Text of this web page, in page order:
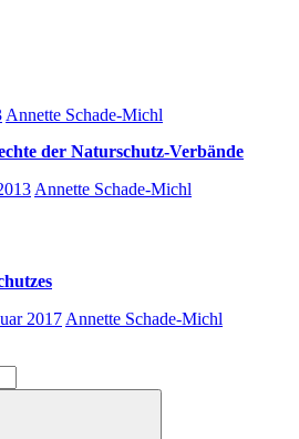
Annette Schade-Michl
der Naturschutz-Verbände
Annette Schade-Michl
2017 Annette Schade-Michl